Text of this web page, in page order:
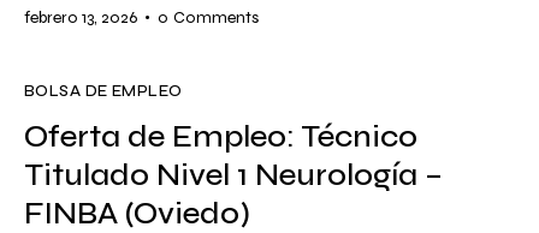
febrero 13, 2026 0 Comments
BOLSA DE EMPLEO
Oferta de Empleo: Técnico
Titulado Nivel 1 Neurología –
FINBA (Oviedo)